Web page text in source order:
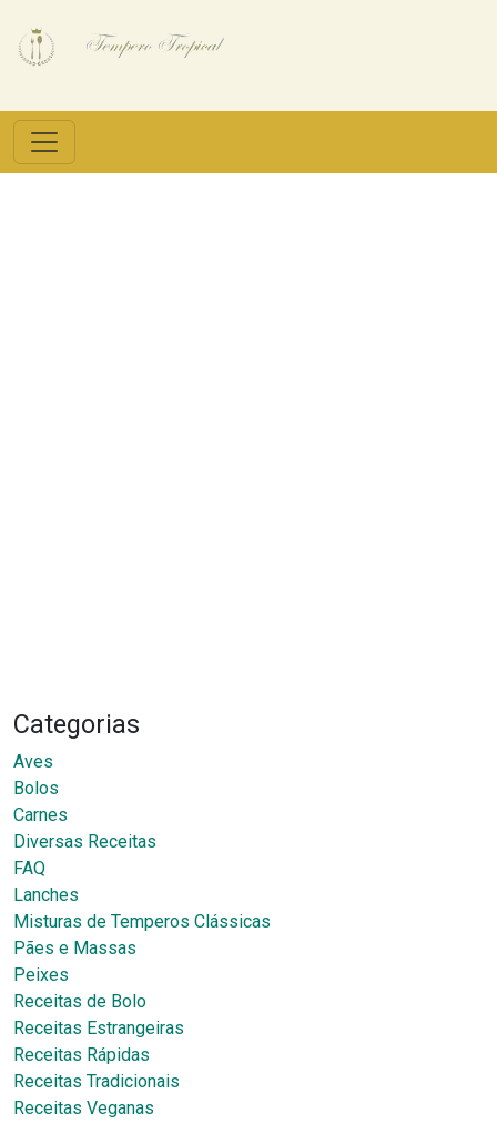
Categorias
Aves
Bolos
Carnes
Diversas Receitas
FAQ
Lanches
Misturas de Temperos Clássicas
Pães e Massas
Peixes
Receitas de Bolo
Receitas Estrangeiras
Receitas Rápidas
Receitas Tradicionais
Receitas Veganas